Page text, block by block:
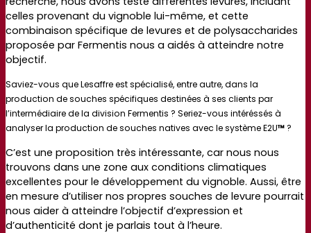
celles provenant du vignoble lui-même, et cette
combinaison spécifique de levures et de polysaccharides
proposée par Fermentis nous a aidés à atteindre notre
objectif.
Saviez-vous que Lesaffre est spécialisé, entre autre, dans la
production de souches spécifiques destinées à ses clients par
l’intermédiaire de la division Fermentis ? Seriez-vous intéréssés à
analyser la production de souches natives avec le système E2U™ ?
C’est une proposition très intéressante, car nous nous
trouvons dans une zone aux conditions climatiques
excellentes pour le développement du vignoble. Aussi, être
en mesure d’utiliser nos propres souches de levure pourrait
nous aider à atteindre l’objectif d’expression et
d’authenticité dont je parlais tout à l’heure.